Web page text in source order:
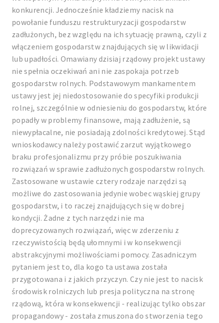
konkurencji. Jednocześnie kładziemy nacisk na
powołanie funduszu restrukturyzacji gospodarstw
zadłużonych, bez względu na ich sytuację prawną, czyli z
włączeniem gospodarstw znajdujących się w likwidacji
lub upadłości. Omawiany dzisiaj rządowy projekt ustawy
nie spełnia oczekiwań ani nie zaspokaja potrzeb
gospodarstw rolnych. Podstawowym mankamentem
ustawy jest jej niedostosowanie do specyfiki produkcji
rolnej, szczególnie w odniesieniu do gospodarstw, które
popadły w problemy finansowe, mają zadłużenie, są
niewypłacalne, nie posiadają zdolności kredytowej. Stąd
wnioskodawcy należy postawić zarzut wyjątkowego
braku profesjonalizmu przy próbie poszukiwania
rozwiązań w sprawie zadłużonych gospodarstw rolnych.
Zastosowane w ustawie cztery rodzaje narzędzi są
możliwe do zastosowania jedynie wobec wąskiej grupy
gospodarstw, i to raczej znajdujących się w dobrej
kondycji. Żadne z tych narzędzi nie ma
doprecyzowanych rozwiązań, więc w zderzeniu z
rzeczywistością będą ułomnymi i w konsekwencji
abstrakcyjnymi możliwościami pomocy. Zasadniczym
pytaniem jest to, dla kogo ta ustawa została
przygotowana i z jakich przyczyn. Czy nie jest to nacisk
środowisk rolniczych lub presja polityczna na stronę
rządową, która w konsekwencji - realizując tylko obszar
propagandowy - została zmuszona do stworzenia tego